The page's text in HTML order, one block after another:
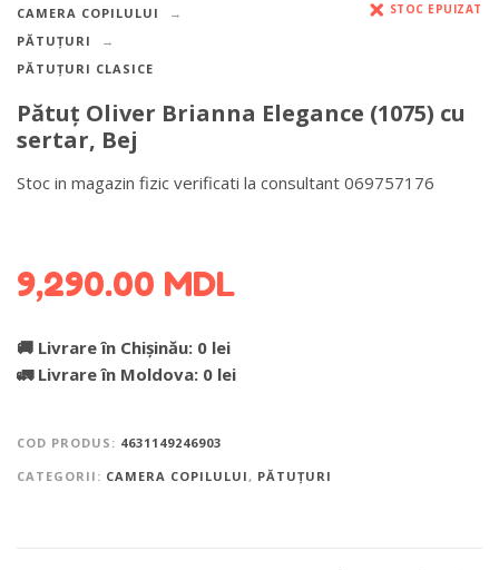
CAMERA COPILULUI
PĂTUȚURI
PĂTUȚURI CLASICE
STOC EPUIZAT
Pătuţ Oliver Brianna Elegance (1075) cu
sertar, Bej
Stoc in magazin fizic verificati la consultant 069757176
9,290.00 MDL
🚚 Livrare în Chișinău: 0 lei
🚛 Livrare în Moldova: 0 lei
COD PRODUS: 4631149246903
CATEGORII: CAMERA COPILULUI , PĂTUȚURI